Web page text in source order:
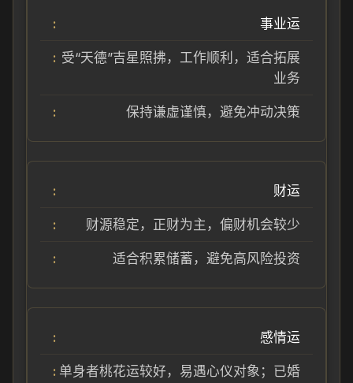
事业运
受“天德”吉星照拂，工作顺利，适合拓展
业务
保持谦虚谨慎，避免冲动决策
财运
财源稳定，正财为主，偏财机会较少
适合积累储蓄，避免高风险投资
感情运
单身者桃花运较好，易遇心仪对象；已婚